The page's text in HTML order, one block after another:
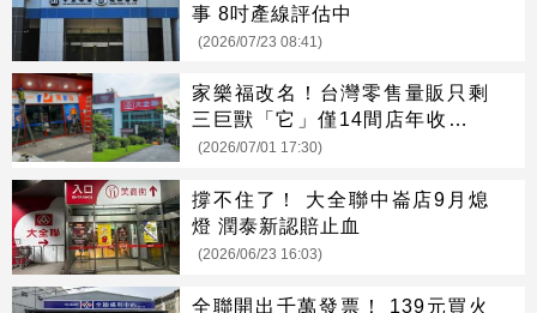
事 8吋產線評估中
(2026/07/23 08:41)
家樂福改名！台灣零售量販只剩
三巨獸「它」僅14間店年收破千
億
(2026/07/01 17:30)
撐不住了！ 大全聯中崙店9月熄
燈 潤泰新認賠止血
(2026/06/23 16:03)
全聯開出千萬發票！ 139元買火